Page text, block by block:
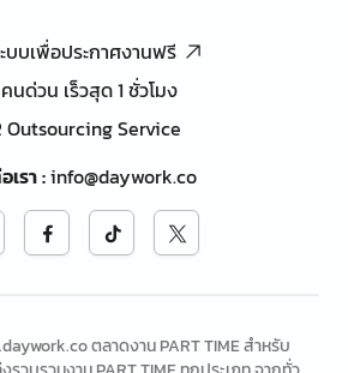
บบเพื่อประกาศงานฟรี
นด่วน เร็วสุด 1 ชั่วโมง
Outsourcing Service
รา:info@daywork.co
ตลาดงาน PART TIME สำหรับ